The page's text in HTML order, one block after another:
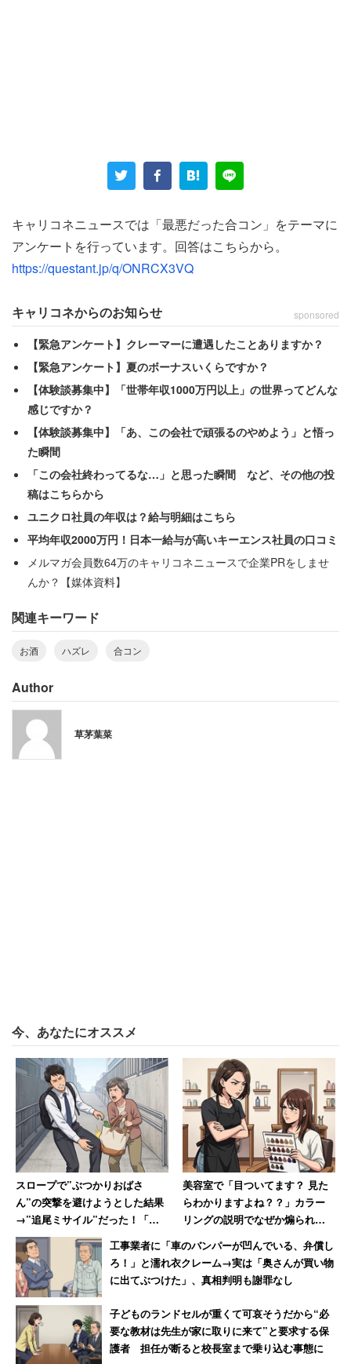
った。女性も同じく社会人3～4年目の子達だった」
と冷静に綴る男性。お酒とは賢く付き合っていきたいもの
「合コンではなく街コンになってしまいますが…」と綴る
のは茨城県の20代男性（サービス・販売・外食／300万
円）だ。
「男女各３人掛けのテーブルで話をする流れだったが、自
分以外の5人が会話で盛り上がり、自分だけ話に入れなか
った」
なんとも悲しい話である。さらに男性は
「尚、話を振っても、別の話題に変えられた」
キャリコネニュースでは「最悪だった合コン」をテーマに
アンケートを行っています。回答はこちらから。
https://questant.jp/q/ONRCX3VQ
キャリコネからのお知らせ sponsored
【緊急アンケート】クレーマーに遭遇したことありますか？
【緊急アンケート】夏のボーナスいくらですか？
【体験談募集中】「世帯年収1000万円以上」の世界ってどんな
感じですか？
【体験談募集中】「あ、この会社で頑張るのやめよう」と悟っ
た瞬間
「この会社終わってるな…」と思った瞬間 など、その他の投
稿はこちらから
ユニクロ社員の年収は？給与明細はこちら
平均年収2000万円！日本一給与が高いキーエンス社員の口コミ
メルマガ会員数64万のキャリコネニュースで企業PRをしませ
んか？【媒体資料】
関連キーワード
お酒 ハズレ 合コン
Author
草茅葉菜
今、あなたにオススメ
スロープで”ぶつかりおばさ
ん”の突撃を避けようとした結果
→”追尾ミサイル”だった！「ゴ
ツッ！とえげつない音がして激
痛」
美容室で「目ついてます？ 見た
らわかりますよね？？」カラー
リングの説明でなぜか煽られた
女性 30年後も思い出す苦い記
憶
工事業者に「車のバンパーが凹んでいる、弁償し
ろ！」と濡れ衣クレーム→実は「奥さんが買い物
に出てぶつけた」、真相判明も謝罪なし
子どものランドセルが重くて可哀そうだから“必
要な教材は先生が家に取りに来て”と要求する保
護者 担任が断ると校長室まで乗り込む事態に